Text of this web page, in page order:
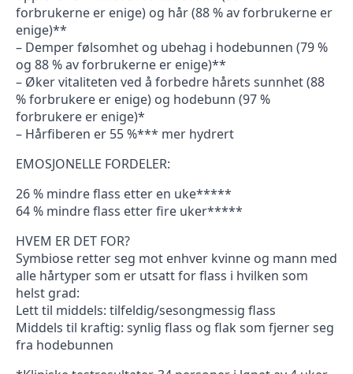
forbrukerne er enige) og hår (88 % av forbrukerne er
enige)**
– Demper følsomhet og ubehag i hodebunnen (79 %
og 88 % av forbrukerne er enige)**
– Øker vitaliteten ved å forbedre hårets sunnhet (88
% forbrukere er enige) og hodebunn (97 %
forbrukere er enige)*
– Hårfiberen er 55 %*** mer hydrert
EMOSJONELLE FORDELER:
26 % mindre flass etter en uke*****
64 % mindre flass etter fire uker*****
HVEM ER DET FOR?
Symbiose retter seg mot enhver kvinne og mann med
alle hårtyper som er utsatt for flass i hvilken som
helst grad:
Lett til middels: tilfeldig/sesongmessig flass
Middels til kraftig: synlig flass og flak som fjerner seg
fra hodebunnen